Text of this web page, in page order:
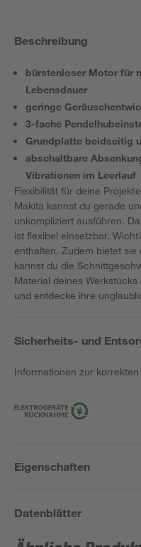
Beschreibung
bürstenloser Motor für
Lebensdauer
geringe
3-fache
Grundplatte beidseitig
abschaltbare
Vibrationen im Leerlauf
Flexibilität für deine
Makita kannst du gerade
unkompliziert ausführen.
ist flexibel einsetzbar.
enthalten. Zudem bietet
kannst du die
Material deines
und entdecke ihre
Sicherheits- und
Informationen zur
Eigenschaften
Datenblätter